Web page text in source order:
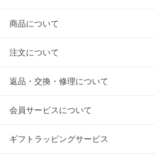
商品について
注文について
返品・交換・修理について
会員サービスについて
ギフトラッピングサービス